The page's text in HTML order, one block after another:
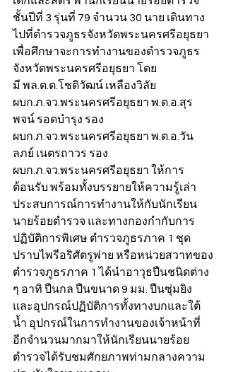
ชั้นปีที่ 3 รุ่นที่ 79 จำนวน 30 นาย เดินทาง
ไปที่ตำรวจภูธรจังหวัดพระนครศรีอยุธยา
เพื่อศึกษาจะการทำงานของตำรวจภูธร
จังหวัดพระนครศรีอยุธยา โดย
มี พล.ต.ต.โชติวัฒน์ เหลืองวิลัย
ผบก.ภ.จว.พระนครศรีอยุธยา พ.ต.อ.สุร
พจน์ รอดบำรุง รอง
ผบก.ภ.จว.พระนครศรีอยุธยา พ.ต.อ.วัน
ลภย์ เนตรถาวร รอง
ผบก.ภ.จว.พระนครศรีอยุธยา ให้การ
ต้อนรับ พร้อมทั้งบรรยายให้ความรู้เล่า
ประสบการณ์การทำงานให้กับนักเรียน
นายร้อยตำรวจ และทางกองกำกับการ
ปฏิบัติการพิเศษ ตำรวจภูธรภาค 1 ชุด
ปราบไพรีอริศัตรูพ่าย หรือหน่วยสวาทของ
ตำรวจภูธรภาค 1 ได้นำอาวุธปืนชนิดต่าง
ๆ อาทิ ปืนกล ปืนขนาด 9 มม. ปืนซุ่มยิง
และอุปกรณ์ปฏิบัติการทั้งทางบกและใต้
น้ำ อุปกรณ์ในการทำงานของเจ้าหน้าที่
อีกจำนวนมากมาให้นักเรียนนายร้อย
ตำรวจได้รับชมศักยภาพท่ามกลางความ